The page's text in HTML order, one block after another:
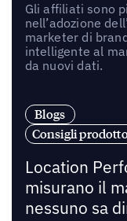
Gli affiliati sono
nell’adozione
marketer di
intelligente al
da nuovi dati.
Blogs
Consigli
Location
misurano il
nessuno sa